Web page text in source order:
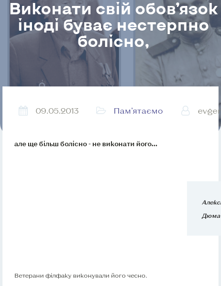
Виконати свій обов’язок
іноді буває нестерпно
болісно,
09.05.2013 Пам’ятаємо
але ще більш болісно - не виконати його...
Ветерани філфаку виконували його чесно.